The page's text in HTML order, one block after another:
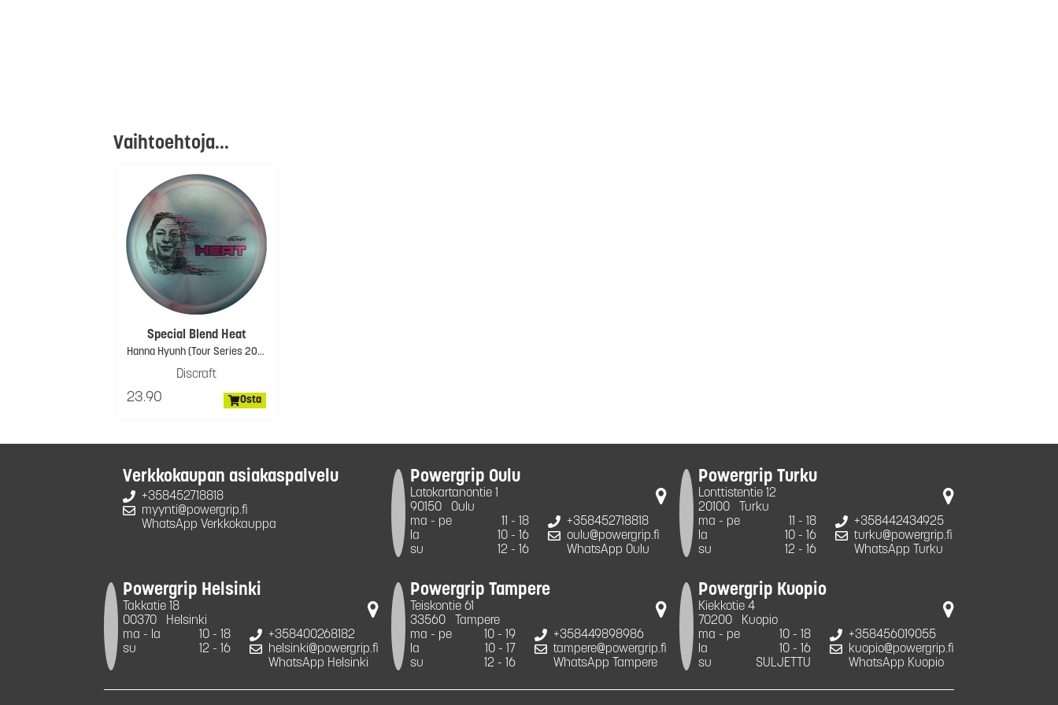
Vaihtoehtoja...
Special Blend Heat
Hanna Hyunh (Tour Series 2026)
Discraft
23.90 Osta
Verkkokaupan asiakaspalvelu
+358452718818
myynti@powergrip.fi
WhatsApp Verkkokauppa
Powergrip Oulu
Latokartanontie 1
90150
Oulu
ma - pe
11 - 18
la
10 - 16
su
12 - 16
+358452718818
oulu@powergrip.fi
WhatsApp Oulu
Powergrip Turku
Lonttistentie 12
20100
Turku
ma - pe
11 - 18
la
10 - 16
su
12 - 16
+358442434925
turku@powergrip.fi
WhatsApp Turku
Powergrip Helsinki
Takkatie 18
00370
Helsinki
ma - la
10 - 18
su
12 - 16
+358400268182
helsinki@powergrip.fi
WhatsApp Helsinki
Powergrip Tampere
Teiskontie 61
33560
Tampere
ma - pe
10 - 19
la
10 - 17
su
12 - 16
+358449898986
tampere@powergrip.fi
WhatsApp Tampere
Powergrip Kuopio
Kiekkotie 4
70200
Kuopio
ma - pe
10 - 18
la
10 - 16
su
SULJETTU
+358456019055
kuopio@powergrip.fi
WhatsApp Kuopio